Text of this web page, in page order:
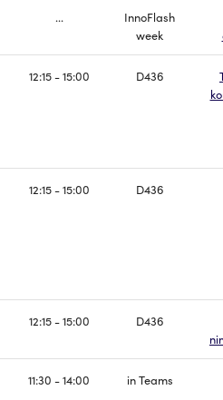
...
InnoFlash
week
12:15 - 15:00 D436
12:15 - 15:00 D436
12:15 - 15:00
D436
11:30 - 14:00 in Teams